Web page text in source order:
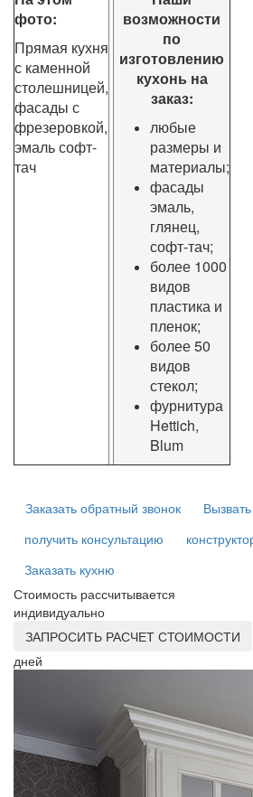
фото:
Прямая кухня
с каменной
столешницей,
фасады с
фрезеровкой,
эмаль софт-
тач
возможности
по
изготовлению
кухонь на
заказ:
любые
размеры и
материалы;
фасады
эмаль,
глянец,
софт-тач;
более 1000
видов
пластика и
пленок;
более 50
видов
стекол;
фурнитура
Hettich,
Blum
Заказать обратный звонок
получить консультацию
Заказать кухню
Стоимость рассчитывается
индивидуально
ЗАПРОСИТЬ РАСЧЕТ СТОИМОСТИ
дней